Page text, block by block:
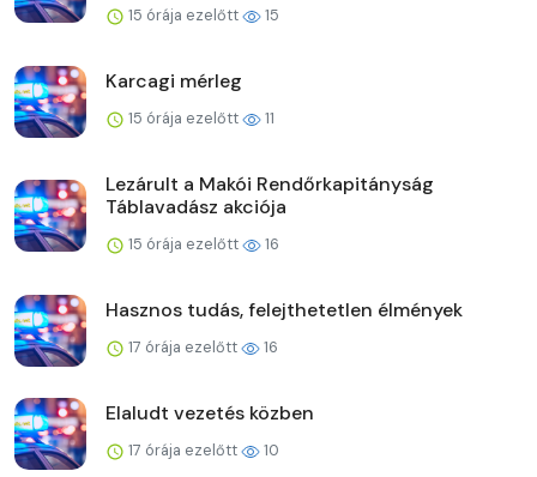
15 órája ezelőtt 15
Karcagi mérleg
15 órája ezelőtt 11
Lezárult a Makói Rendőrkapitányság
Táblavadász akciója
15 órája ezelőtt 16
Hasznos tudás, felejthetetlen élmények
17 órája ezelőtt 16
Elaludt vezetés közben
17 órája ezelőtt 10